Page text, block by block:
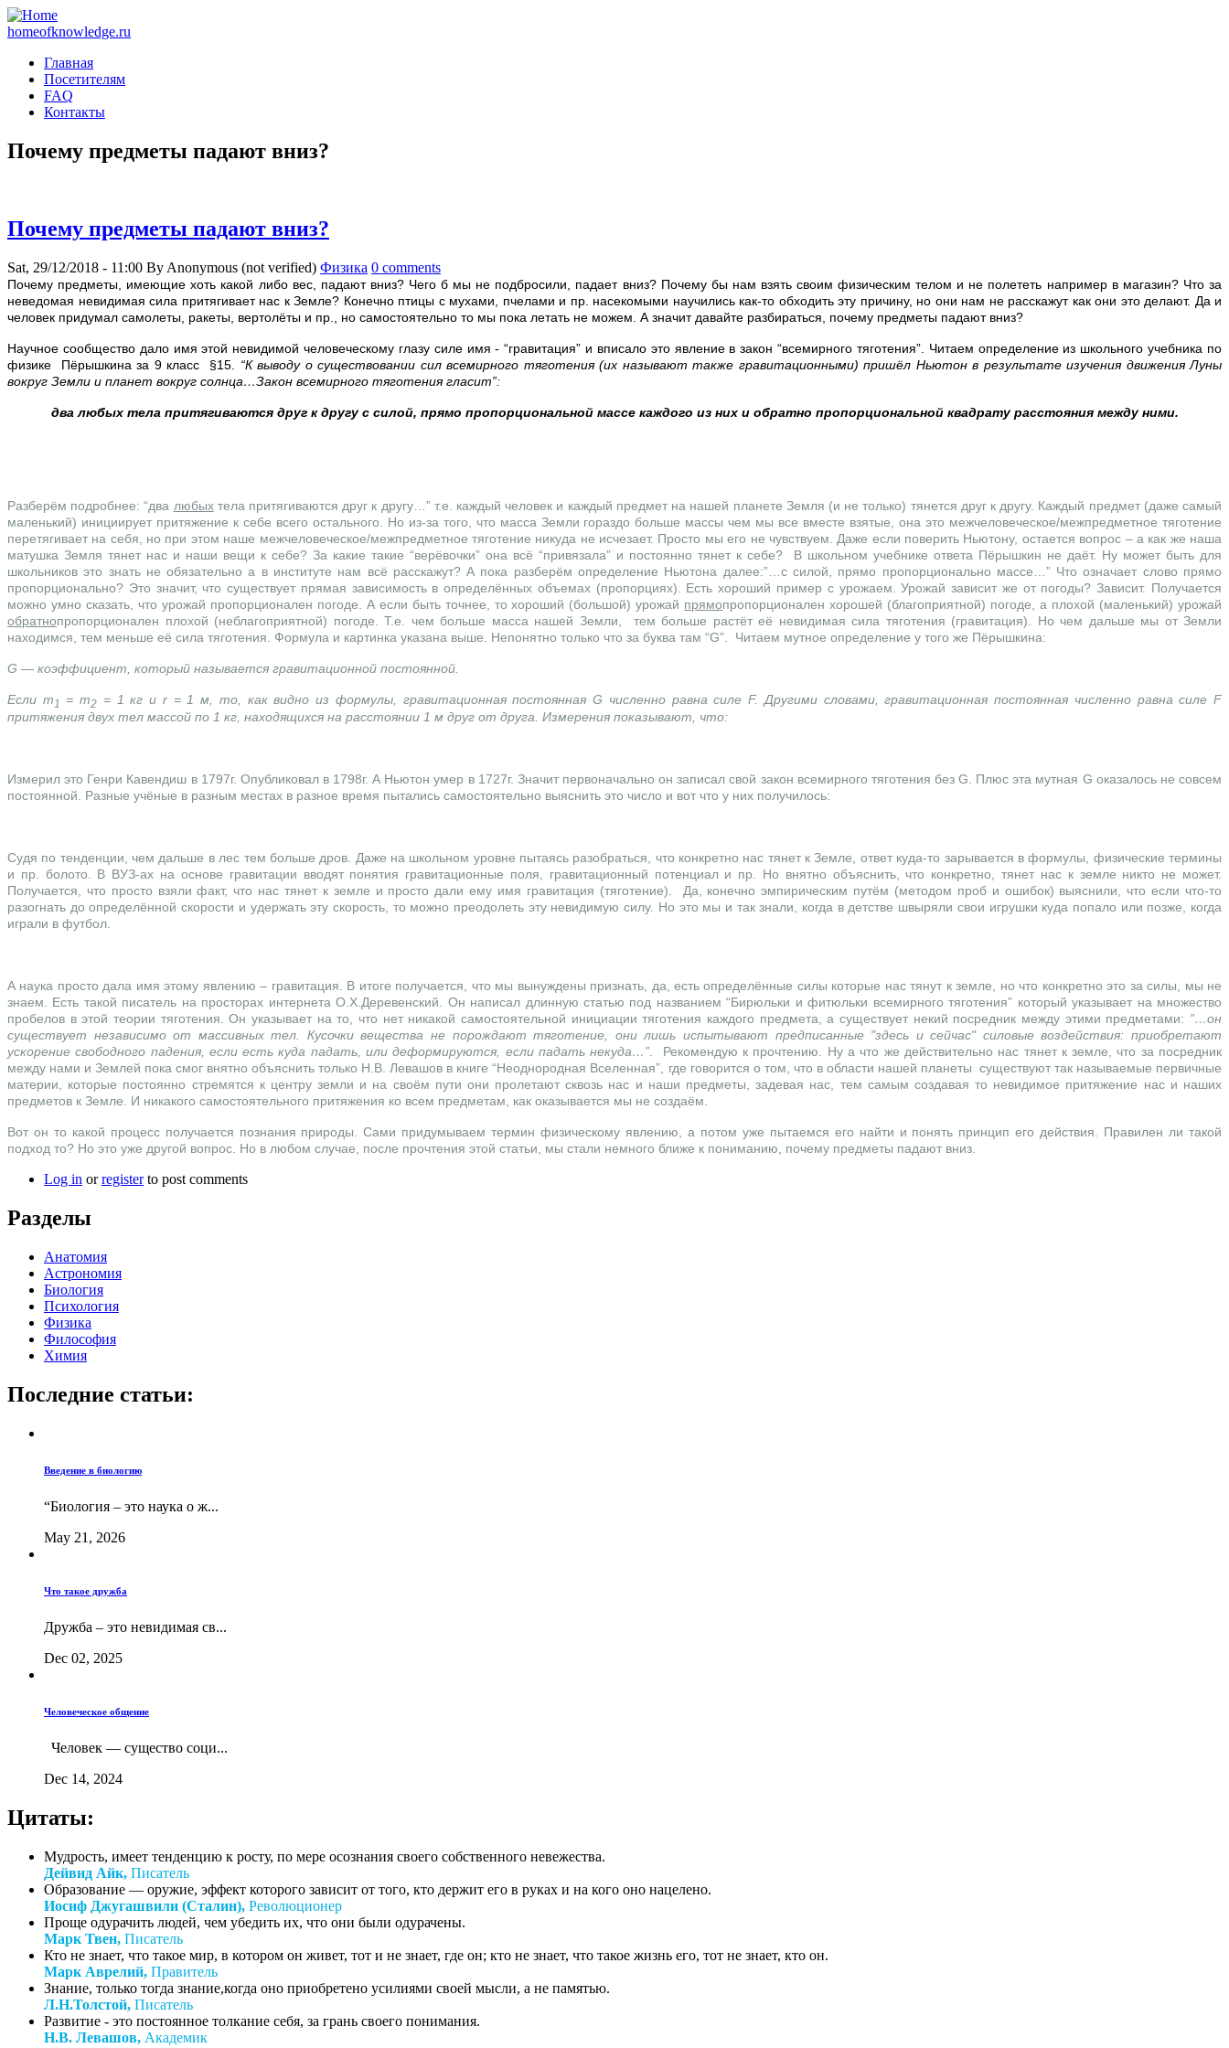
homeofknowledge.ru
Главная
Посетителям
FAQ
Контакты
Почему предметы падают вниз?
Почему предметы падают вниз?
Sat, 29/12/2018 - 11:00 By Anonymous (not verified) Физика 0 comments
Почему предметы, имеющие хоть какой либо вес, падают вниз? Чего б мы не подбросили, падает вниз? Почему бы нам взять своим физическим телом и не полететь например в магазин? Что за
неведомая невидимая сила притягивает нас к Земле? Конечно птицы с мухами, пчелами и пр. насекомыми научились как-то обходить эту причину, но они нам не расскажут как они это делают. Да и
человек придумал самолеты, ракеты, вертолёты и пр., но самостоятельно то мы пока летать не можем. А значит давайте разбираться, почему предметы падают вниз?
Научное сообщество дало имя этой невидимой человеческому глазу силе имя - “гравитация” и вписало это явление в закон “всемирного тяготения”. Читаем определение из школьного учебника по
физике Пёрышкина за 9 класс §15. “К выводу о существовании сил всемирного тяготения (их называют также гравитационными) пришёл Ньютон в результате изучения движения Луны
вокруг Земли и планет вокруг солнца…Закон всемирного тяготения гласит”:
два любых тела притягиваются друг к другу с силой, прямо пропорциональной массе каждого из них и обратно пропорциональной квадрату расстояния между ними.
Разберём подробнее: “два любыхтела притягиваются друг к другу…” т.е. каждый человек и каждый предмет на нашей планете Земля (и не только) тянется друг к другу. Каждый предмет (даже самый
маленький) инициирует притяжение к себе всего остального. Но из-за того, что масса Земли гораздо больше массы чем мы все вместе взятые, она это межчеловеческое/межпредметное тяготение
перетягивает на себя, но при этом наше межчеловеческое/межпредметное тяготение никуда не исчезает. Просто мы его не чувствуем. Даже если поверить Ньютону, остается вопрос – а как же наша
матушка Земля тянет нас и наши вещи к себе? За какие такие “верёвочки” она всё “привязала” и постоянно тянет к себе? В школьном учебнике ответа Пёрышкин не даёт. Ну может быть для
школьников это знать не обязательно а в институте нам всё расскажут? А пока разберём определение Ньютона далее:”…с силой, прямо пропорционально массе…” Что означает слово прямо
пропорционально? Это значит, что существует прямая зависимость в определённых объемах (пропорциях). Есть хороший пример с урожаем. Урожай зависит же от погоды? Зависит. Получается
можно умно сказать, что урожай пропорционален погоде. А если быть точнее, то хороший (большой) урожай прямопропорционален хорошей (благоприятной) погоде, а плохой (маленький) урожай
обратнопропорционален плохой (неблагоприятной) погоде. Т.е. чем больше масса нашей Земли, тем больше растёт её невидимая сила тяготения (гравитация). Но чем дальше мы от Земли
находимся, тем меньше её сила тяготения. Формула и картинка указана выше. Непонятно только что за буква там “G”. Читаем мутное определение у того же Пёрышкина:
G — коэффициент, который называется гравитационной постоянной.
Если m 1 = m2
= 1 кг и r = 1 м, то, как видно из формулы, гравитационная постоянная G численно равна силе F. Другими словами, гравитационная постоянная численно равна силе F
притяжения двух тел массой по 1 кг, находящихся на расстоянии 1 м друг от друга. Измерения показывают, что:
Измерил это Генри Кавендиш в 1797г. Опубликовал в 1798г. А Ньютон умер в 1727г. Значит первоначально он записал свой закон всемирного тяготения безG. Плюс эта мутная G оказалось не совсем
постоянной. Разные учёные в разным местах в разное время пытались самостоятельно выяснить это число и вот что у них получилось:
Судя по тенденции, чем дальше в лес тем больше дров. Даже на школьном уровне пытаясь разобраться, что конкретно нас тянет к Земле, ответ куда-то зарывается в формулы, физические термины
и пр. болото. В ВУЗ-ах на основе гравитации вводят понятия гравитационные поля, гравитационный потенциал и пр. Но внятно объяснить, что конкретно, тянет нас к земле никто не может.
Получается, что просто взяли факт, что нас тянет к земле и просто дали ему имя гравитация (тяготение). Да, конечно эмпирическим путём (методом проб и ошибок) выяснили, что если что-то
разогнать до определённой скорости и удержать эту скорость, то можно преодолеть эту невидимую силу. Но это мы и так знали, когда в детстве швыряли свои игрушки куда попало или позже, когда
играли в футбол.
А наука просто дала имя этому явлению – гравитация. В итоге получается, что мы вынуждены признать, да, есть определённые силы которые нас тянут к земле, но что конкретно это за силы, мы не
знаем. Есть такой писатель на просторах интернета О.Х.Деревенский. Он написал длинную статью под названием “Бирюльки и фитюльки всемирного тяготения” который указывает на множество
пробелов в этой теории тяготения. Он указывает на то, что нет никакой самостоятельной инициации тяготения каждого предмета, а существует некий посредник между этими предметами: ”…он
существует незaвисимо от мaссивных тел. Кусочки веществa не порождaют тяготение, они лишь испытывaют предписaнные "здесь и сейчaс" силовые воздействия: приобретaют
ускорение свободного пaдения, если есть кудa пaдaть, или деформируются, если пaдaть некудa…”. Рекомендую к прочтению. Ну а что же действительно нас тянет к земле, что за посредник
между нами и Землей пока смог внятно объяснить только Н.В. Левашов в книге “Неоднородная Вселенная”, где говорится о том, что в области нашей планеты существуют так называемые первичные
материи, которые постоянно стремятся к центру земли и на своём пути они пролетают сквозь нас и наши предметы, задевая нас, тем самым создавая то невидимое притяжение нас и наших
предметов к Земле. И никакого самостоятельного притяжения ко всем предметам, как оказывается мы не создаём.
Вот он то какой процесс получается познания природы. Сами придумываем термин физическому явлению, а потом уже пытаемся его найти и понять принцип его действия. Правилен ли такой
подход то? Но это уже другой вопрос. Но в любом случае, после прочтения этой статьи, мы стали немного ближе к пониманию, почему предметы падают вниз.
Log in orregisterto post comments
Разделы
Анатомия
Астрономия
Биология
Психология
Физика
Философия
Химия
Последние статьи:
Введение в биологию
“Биология – это наука о ж...
May 21, 2026
Что такое дружба
Дружба – это невидимая св...
Dec 02, 2025
Человеческое общение
Человек — существо соци...
Dec 14, 2024
Цитаты:
Мудрость, имеет тенденцию к росту, по мере осознания своего собственного невежества.
Дейвид Айк, Писатель
Образование — оружие, эффект которого зависит от того, кто держит его в руках и на кого оно нацелено.
Иосиф Джугашвили (Сталин), Революционер
Проще одурачить людей, чем убедить их, что они были одурачены.
Марк Твен, Писатель
Кто не знает, что такое мир, в котором он живет, тот и не знает, где он; кто не знает, что такое жизнь его, тот не знает, кто он.
Марк Аврелий, Правитель
Знание, только тогда знание,когда оно приобретено усилиями своей мысли, а не памятью.
Л.Н.Толстой, Писатель
Развитие - это постоянное толкание себя, за грань своего понимания.
Н.В. Левашов, Академик